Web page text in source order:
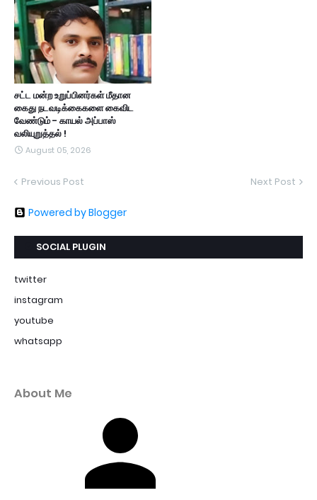
சட்ட மன்ற உறுப்பினர்கள் மீதான
கைது நடவடிக்கைகளை கைவிட
வேண்டும் - காயல் அப்பாஸ்
வலியுறுத்தல் !
August 05, 2026
Previous Post Next Post
Powered by Blogger
SOCIAL PLUGIN
twitter
instagram
youtube
whatsapp
About Me